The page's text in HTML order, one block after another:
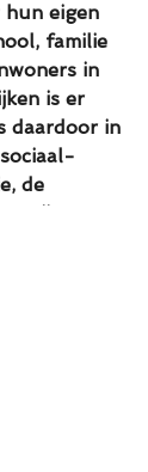
eigen
familie
in
is er
daardoor in
de
zijn